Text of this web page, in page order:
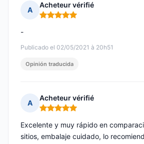
A
Acheteur vérifié
Nota: 5 de 5
Publicado el 02/05/2021 à 20h51
-
Opinión traducida
A
Acheteur vérifié
Nota: 5 de 5
Excelente y muy rápido en
sitios, embalaje cuidado, lo